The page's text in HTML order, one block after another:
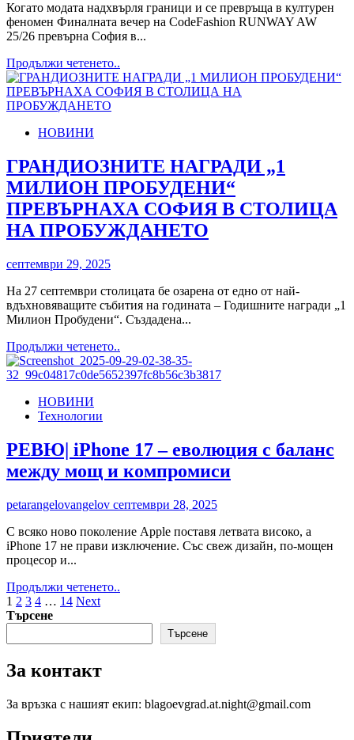
който
завладя
публиката
Когато модата надхвърля граници и се превръща в културен
феномен Финалната вечер на CodeFashion RUNWAY AW
25/26 превърна София в...
Продължи четенето..
more
about
вечер
на
CodeFashion
RUNWAY
AW
25/26
НОВИНИ
ГРАНДИОЗНИТЕ НАГРАДИ „1
МИЛИОН ПРОБУДЕНИ“
ПРЕВЪРНАХА СОФИЯ В СТОЛИЦА
НА ПРОБУЖДАНЕТО
септември 29, 2025
На 27 септември столицата бе озарена от едно от най-
вдъхновяващите събития на годината – Годишните награди „1
Милион Пробудени“. Създадена...
Продължи четенето..
more
about
ПРОБУДЕНИ“
ПРЕВЪРНАХА
СОФИЯ
СТОЛИЦА
ПРОБУЖДАНЕТО
НОВИНИ
Технологии
РЕВЮ| iPhone 17 – еволюция с баланс
между мощ и компромиси
petarangelovangelov септември 28, 2025
С всяко ново поколение Apple поставя летвата високо, а
iPhone 17 не прави изключение. Със свеж дизайн, по-мощен
процесор и...
Продължи четенето..
iPhone
с
Разделяне
на
публикациите
на
1 2 3 4 … 14 Next
Търсене
Търсене
За контакт
За връзка с нашият екип: blagoevgrad.at.night@gmail.com